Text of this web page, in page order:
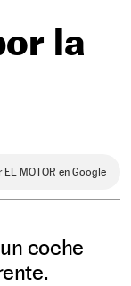
la
EL MOTOR en Google
coche